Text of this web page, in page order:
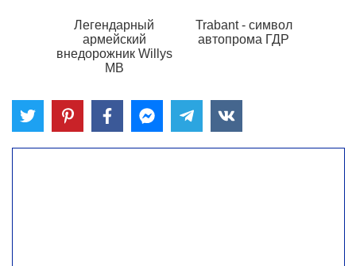
Легендарный
армейский
внедорожник Willys
MB
Trabant - символ
автопрома ГДР